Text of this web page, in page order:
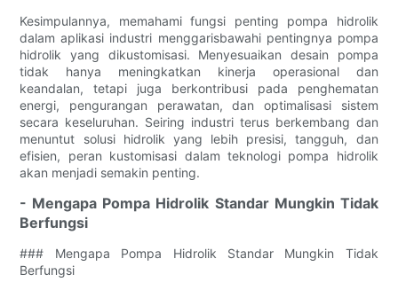
Kesimpulannya, memahami fungsi penting pompa hidrolik
dalam aplikasi industri menggarisbawahi pentingnya pompa
hidrolik yang dikustomisasi. Menyesuaikan desain pompa
tidak hanya meningkatkan kinerja operasional dan
keandalan, tetapi juga berkontribusi pada penghematan
energi, pengurangan perawatan, dan optimalisasi sistem
secara keseluruhan. Seiring industri terus berkembang dan
menuntut solusi hidrolik yang lebih presisi, tangguh, dan
efisien, peran kustomisasi dalam teknologi pompa hidrolik
akan menjadi semakin penting.
- Mengapa Pompa Hidrolik Standar Mungkin Tidak
Berfungsi
### Mengapa Pompa Hidrolik Standar Mungkin Tidak
Berfungsi